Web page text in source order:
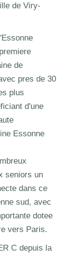
de Viry-
de
pres de 30
plus
d'une
Essonne
seniors un
dans ce
sud, avec
dotee
vers Paris.
C depuis la